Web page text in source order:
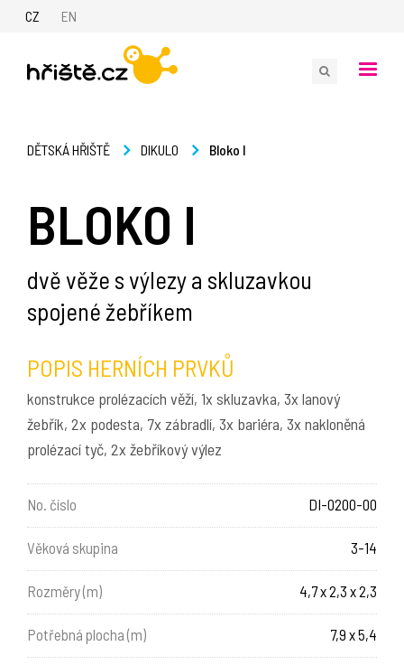
CZ EN
DĚTSKÁ HŘIŠTĚ DIKULO Bloko I
BLOKO I
dvě věže s výlezy a skluzavkou
spojené žebříkem
POPIS HERNÍCH PRVKŮ
konstrukce prolézacích věží, 1x skluzavka, 3x lanový
žebřík, 2x podesta, 7x zábradlí, 3x bariéra, 3x nakloněná
prolézací tyč, 2x žebříkový výlez
No. číslo DI-0200-00
Věková skupina 3-14
Rozměry (m) 4,7 x 2,3 x 2,3
Potřebná plocha (m) 7,9 x 5,4